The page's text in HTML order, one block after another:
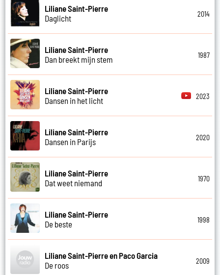
Liliane Saint-Pierre
Daglicht
2014
Liliane Saint-Pierre
Dan breekt mijn stem
1987
Liliane Saint-Pierre
Dansen in het licht
2023
Liliane Saint-Pierre
Dansen in Parijs
2020
Liliane Saint-Pierre
Dat weet niemand
1970
Liliane Saint-Pierre
De beste
1998
Liliane Saint-Pierre en Paco Garcia
De roos
2009